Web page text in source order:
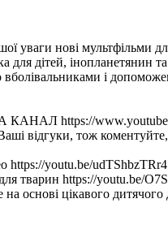
уваги нові мультфільми
для дітей,
вболівальниками і
https://
відгуки, тож
https://youtu.be/udTShbzTRr4
для тварин https://youtu.be/
на основі цікавого